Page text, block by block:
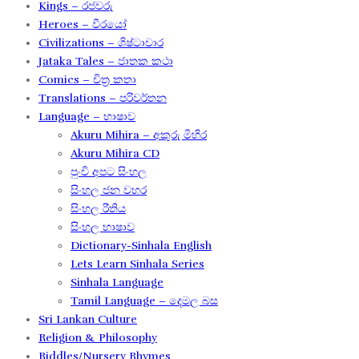
Kings – රජවරු
Heroes – වීරයෝ
Civilizations – ශිෂ්ටාචාර
Jataka Tales – ජාතක කථා
Comics – චිත්‍ර කතා
Translations – පරිවර්තන​
Language – භාෂාව
Akuru Mihira – අකුරු මිහිර​
Akuru Mihira CD
පුංචි අපට සිංහල
සිංහල ජන වහර​
සිංහල රීතිය​
සිංහල භාෂාව
Dictionary-Sinhala English
Lets Learn Sinhala Series
Sinhala Language
Tamil Language – දෙමල බස​
Sri Lankan Culture
Religion & Philosophy
Riddles/Nursery Rhymes